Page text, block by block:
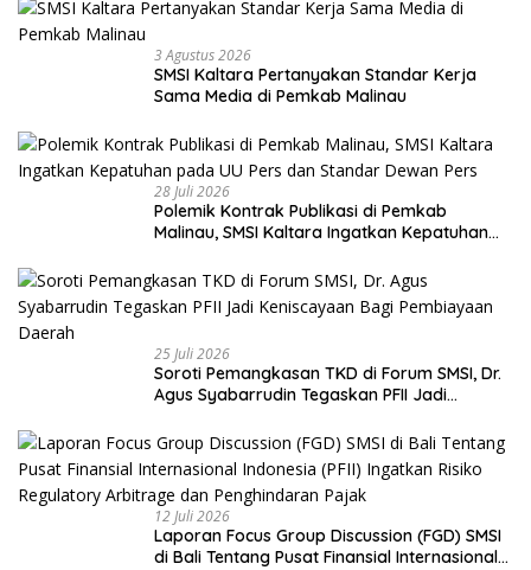
3 Agustus 2026
SMSI Kaltara Pertanyakan Standar Kerja
Sama Media di Pemkab Malinau
28 Juli 2026
Polemik Kontrak Publikasi di Pemkab
Malinau, SMSI Kaltara Ingatkan Kepatuhan
25 Juli 2026
Soroti Pemangkasan TKD di Forum SMSI, Dr.
Agus Syabarrudin Tegaskan PFII Jadi
12 Juli 2026
Laporan Focus Group Discussion (FGD) SMSI
di Bali Tentang Pusat Finansial Internasional